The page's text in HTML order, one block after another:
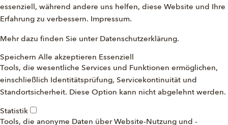
essenziell, während andere uns helfen, diese Website und Ihre
Erfahrung zu verbessern.
Impressum.
Mehr dazu finden Sie unter Datenschutzerklärung.
Speichern Alle akzeptieren Essenziell
Tools, die wesentliche Services und Funktionen ermöglichen,
einschließlich Identitätsprüfung, Servicekontinuität und
Standortsicherheit. Diese Option kann nicht abgelehnt werden.
Statistik
Tools, die anonyme Daten über Website-Nutzung und -